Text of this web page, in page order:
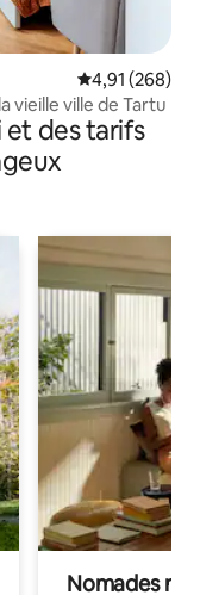
Évaluation
4,91 (268)
vieille ville de Tartu
des tarifs
Nomades